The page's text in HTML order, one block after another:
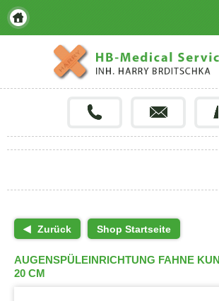
Zurück Shop Startseite
AUGENSPÜLEINRICHTUNG FAHNE
20 CM